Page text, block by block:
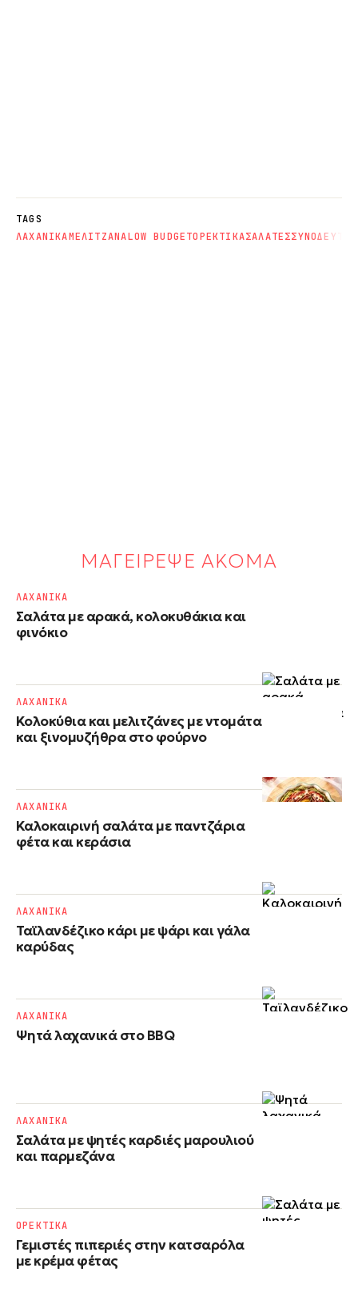
TAGS
ΛΑΧΑΝΙΚΑΜΕΛΙΤΖΑΝΑLOW BUDGETΟΡΕΚΤΙΚΑΣΑΛΑΤΕΣ
ΜΑΓΕΙΡΕΨΕ ΑΚΟΜΑ
Σαλάτα με αρακά, κολοκυθάκια και
φινόκιο
ΛΑΧΑΝΙΚΑ
Κολοκύθια και μελιτζάνες με ντομάτα
και ξινομυζήθρα στο φούρνο
ΛΑΧΑΝΙΚΑ
Καλοκαιρινή σαλάτα με παντζάρια
φέτα και κεράσια
ΛΑΧΑΝΙΚΑ
Ταϊλανδέζικο κάρι με ψάρι και γάλα
καρύδας
ΛΑΧΑΝΙΚΑ
Ψητά λαχανικά στο BBQ
ΛΑΧΑΝΙΚΑ
Σαλάτα με ψητές καρδιές μαρουλιού
και παρμεζάνα
ΛΑΧΑΝΙΚΑ
Γεμιστές πιπεριές στην κατσαρόλα
με κρέμα φέτας
ΟΡΕΚΤΙΚΑ